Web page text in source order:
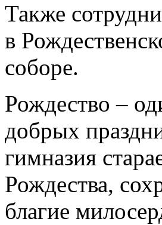
Также
в
соборе.
Рождество –
добрых
гимназия
Рождества,
благие